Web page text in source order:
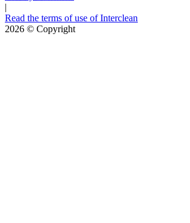
|
Read the terms of use of Interclean
2026 © Copyright